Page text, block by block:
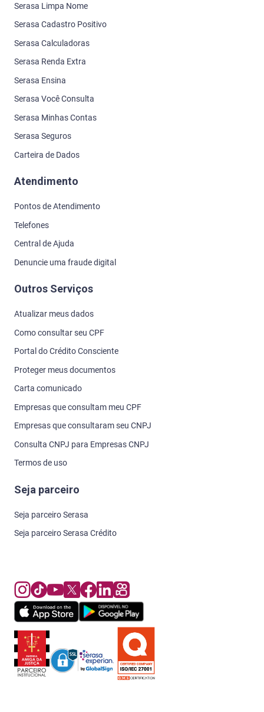
Serasa Limpa Nome
Serasa Cadastro Positivo
Serasa Calculadoras
Serasa Renda Extra
Serasa Ensina
Serasa Você Consulta
Serasa Minhas Contas
Serasa Seguros
Carteira de Dados
Atendimento
Pontos de Atendimento
Telefones
Central de Ajuda
Denuncie uma fraude digital
Outros Serviços
Atualizar meus dados
Como consultar seu CPF
Portal do Crédito Consciente
Proteger meus documentos
Carta comunicado
Empresas que consultam meu CPF
Empresas que consultaram seu CNPJ
Consulta CNPJ para Empresas CNPJ
Termos de uso
Seja parceiro
Seja parceiro Serasa
Seja parceiro Serasa Crédito